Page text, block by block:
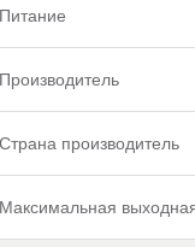
Питание
Производитель
Страна производитель
Максимальная